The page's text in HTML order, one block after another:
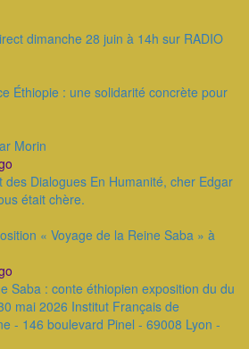
dimanche 28 juin à 14h sur RADIO
Éthiopie : une solidarité concrète pour
Morin
des Dialogues En Humanité, cher Edgar
était chère.
« Voyage de la Reine Saba » à
Saba : conte éthiopien exposition du du
mai 2026 Institut Français de
- 146 boulevard Pinel - 69008 Lyon -